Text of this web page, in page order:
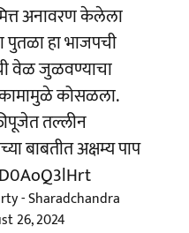
अनावरण केलेला
पुतळा हा भाजपची
वेळ जुळवण्याचा
कामामुळे कोसळला.
तल्लीन
बाबतीत अक्षम्य पाप
- Sharadchandra
26, 2024